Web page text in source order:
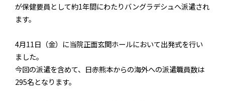
が保健要員として約1年間にわたりバングラデシュへ派遣され
ます。
4月11日（金）に当院正面玄関ホールにおいて出発式を行い
ました。
今回の派遣を含めて、日赤熊本からの海外への派遣職員数は
295名となります。